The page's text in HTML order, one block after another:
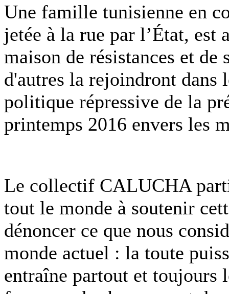
Une famille tunisienne en
jetée à la rue par l’État, est
maison de résistances et
d'autres la rejoindront dans
politique répressive de la
printemps 2016 envers les
Le collectif CALUCHA
tout le monde à soutenir
dénoncer ce que nous
monde actuel : la toute
entraîne partout et toujours